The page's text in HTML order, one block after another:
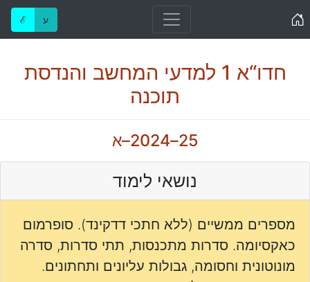
ℰ ע
חדו“א 1 למדעי המחשב והנדסת
תוכנה
25–2024–א
נושאי לימוד
מספרים ממשיים (ללא חתכי דדקינד). סופרמום
כאקסיומה. סדרות מתכנסות, תתי סדרות, סדרה
מונוטונית וחסומה, גבולות עליונים ותחתונים.